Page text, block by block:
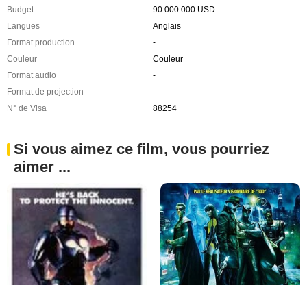
Budget
90 000 000 USD
Langues
Anglais
Format production
-
Couleur
Couleur
Format audio
-
Format de projection
-
N° de Visa
88254
Si vous aimez ce film, vous pourriez
aimer ...